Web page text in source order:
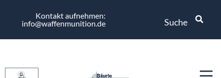
Kontakt aufnehmen:
info@waffenmunition.de
Suche
0